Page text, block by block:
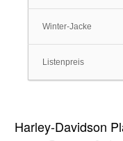
Winter-Jacke
Listenpreis
Harley-Davidson